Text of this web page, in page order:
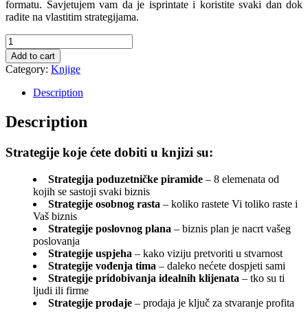
formatu. Savjetujem vam da je isprintate i koristite svaki dan dok
radite na vlastitim strategijama.
Kako
koristiti
najnovije
strategije
vođenju
biznisa?
quantity
Add to cart
Category: Knjige
Description
Description
Strategije koje ćete dobiti u knjizi su:
Strategija poduzetničke piramide – 8 elemenata od
kojih se sastoji svaki biznis
Strategije osobnog rasta – koliko rastete Vi toliko raste i
Vaš biznis
Strategije poslovnog plana – biznis plan je nacrt vašeg
poslovanja
Strategije uspjeha – kako viziju pretvoriti u stvarnost
Strategije vođenja tima – daleko nećete dospjeti sami
Strategije pridobivanja idealnih klijenata – tko su ti
ljudi ili firme
Strategije prodaje – prodaja je ključ za stvaranje profita